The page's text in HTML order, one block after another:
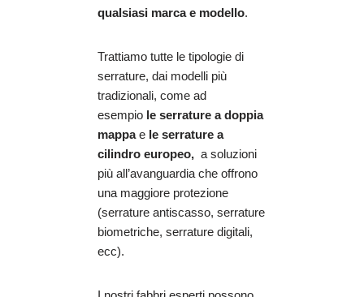
qualsiasi marca e modello.
Trattiamo tutte le tipologie di
serrature, dai modelli più
tradizionali, come ad
esempio le serrature a doppia
mappae le serrature a
cilindro europeo, a soluzioni
più all’avanguardia che offrono
una maggiore protezione
(serrature antiscasso, serrature
biometriche, serrature digitali,
ecc).